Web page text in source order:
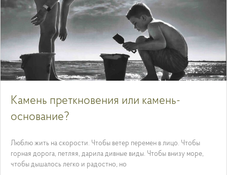
Камень преткновения или камень-
основание?
Люблю жить на скорости. Чтобы ветер перемен в лицо. Чтобы
горная дорога, петляя, дарила дивные виды. Чтобы внизу море,
чтобы дышалось легко и радостно, но